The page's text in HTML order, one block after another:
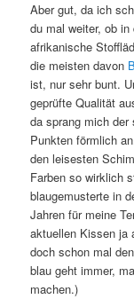
Aber gut, da ich
du mal weiter, ob
afrikanische
die meisten davon
ist, nur sehr bunt.
geprüfte Qualität
da sprang mich
Punkten förmlich
den leisesten
Farben so wirklich
blaugemusterte in
Jahren für meine
aktuellen Kissen ja
doch schon mal
blau geht immer,
machen.)